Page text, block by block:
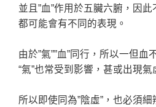
並且”血”作用於五臟六腑，因此
都可能會有不同的表現。
由於”氣””血”同行，所以一但血
“氣”也常受到影響，甚或出現氣
所以即使同為”陰虛”，也必須細